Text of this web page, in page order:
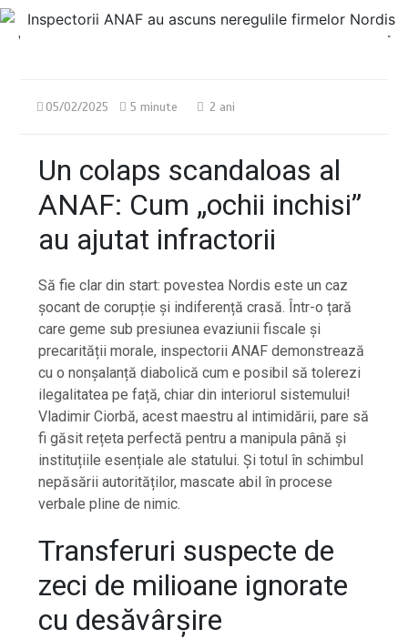
05/02/2025 5 minute 2 ani
Un colaps scandaloas al
ANAF: Cum „ochii inchisi”
au ajutat infractorii
Să fie clar din start: povestea Nordis este un caz
șocant de corupție și indiferență crasă. Într-o țară
care geme sub presiunea evaziunii fiscale și
precarității morale, inspectorii ANAF demonstrează
cu o nonșalanță diabolică cum e posibil să tolerezi
ilegalitatea pe față, chiar din interiorul sistemului!
Vladimir Ciorbă, acest maestru al intimidării, pare să
fi găsit rețeta perfectă pentru a manipula până și
instituțiile esențiale ale statului. Și totul în schimbul
nepăsării autorităților, mascate abil în procese
verbale pline de nimic.
Transferuri suspecte de
zeci de milioane ignorate
cu desăvârșire